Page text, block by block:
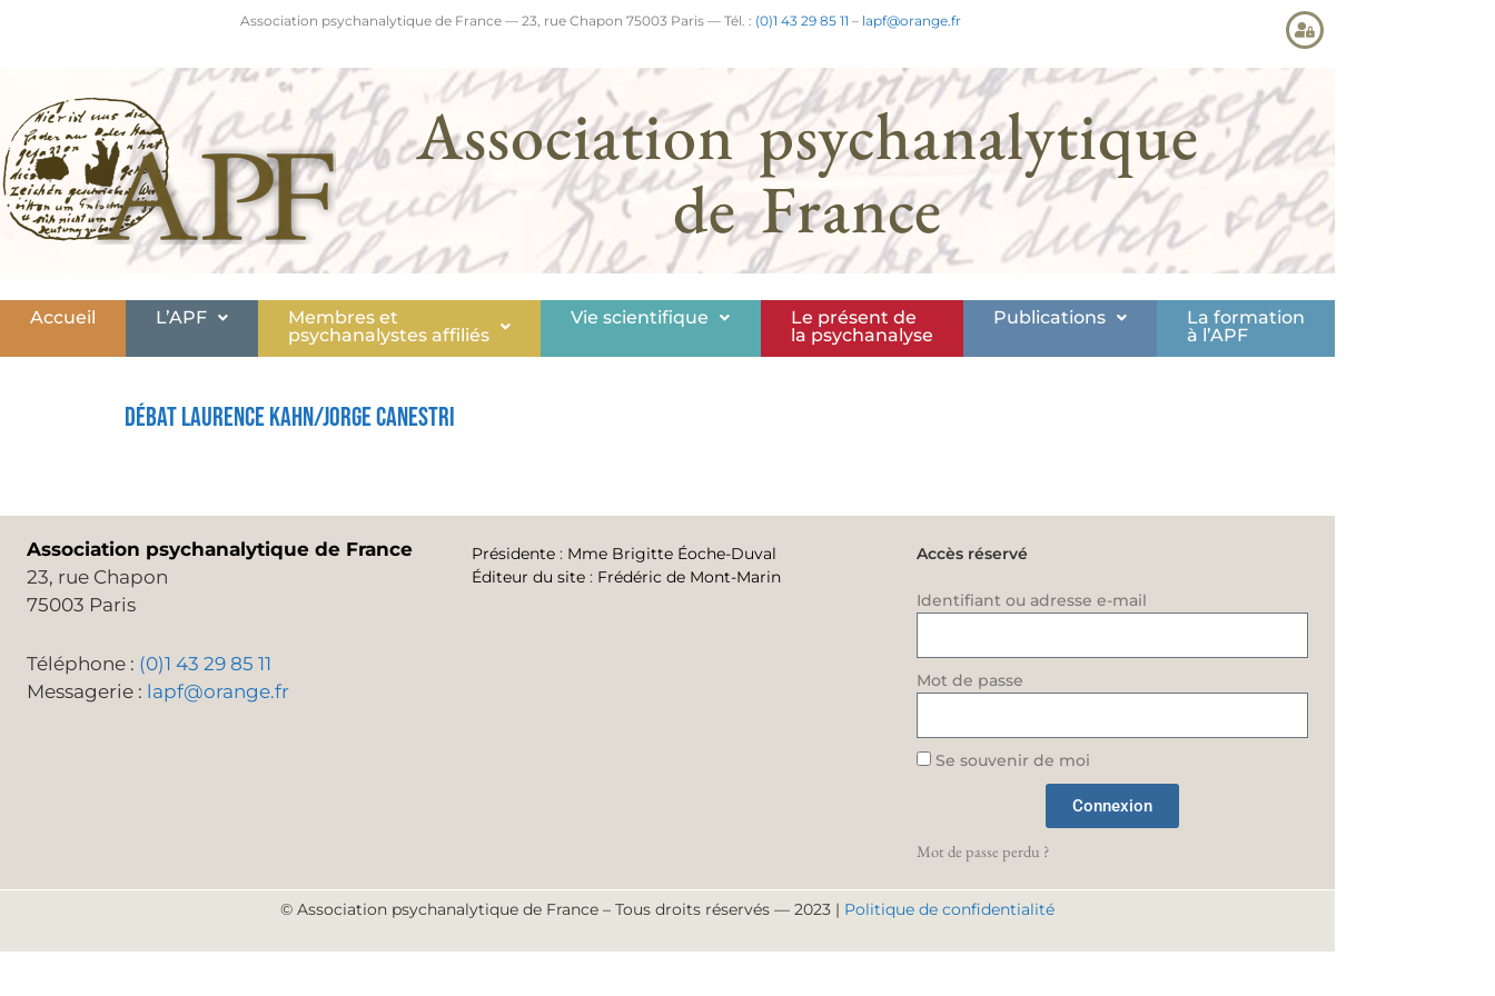
Association psychanalytique de France — 23, rue Chapon 75003 Paris — Tél. : (0)1 43 29 85 11 – lapf@orange.fr
Association psychanalytique
de France
Accueil L’APF
Membres et
psychanalystes affiliés
Vie scientifique
Le présent de
la psychanalyse
Publications
La formation
à l’APF
Débat Laurence Kahn/Jorge Canestri
Association psychanalytique de France
23, rue Chapon
75003 Paris
Téléphone : (0)1 43 29 85 11
Messagerie : lapf@orange.fr
Présidente: Mme Brigitte Éoche-Duval
Éditeur du site: Frédéric de Mont-Marin
Accès réservé
Identifiant ou adresse e-mail
Mot de passe
Se souvenir de moi
Connexion
Mot de passe perdu ?
© Association psychanalytique de France – Tous droits réservés — 2023 | Politique de confidentialité